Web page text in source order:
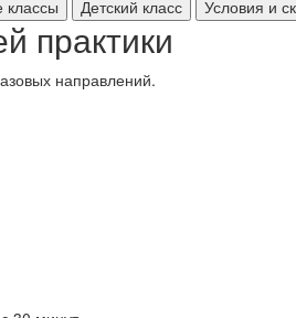
классы Детский класс Условия и
практики
направлений.